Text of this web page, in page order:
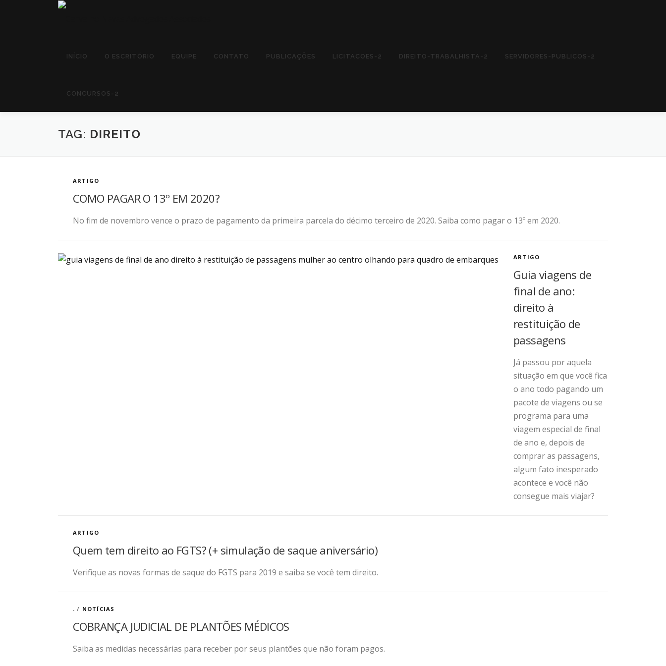
INÍCIO O ESCRITÓRIO EQUIPE CONTATO PUBLICAÇÕES LICITACOES-2 DIREITO-TRABALHISTA-2 SERVIDORES-PUBLICOS-2
CONCURSOS-2
TAG: DIREITO
ARTIGO
COMO PAGAR O 13º EM 2020?
No fim de novembro vence o prazo de pagamento da primeira parcela do décimo terceiro de 2020. Saiba como pagar o 13º em 2020.
ARTIGO
Guia viagens de
final de ano:
direito à
restituição de
passagens
Já passou por aquela
situação em que você fica
o ano todo pagando um
pacote de viagens ou se
programa para uma
viagem especial de final
de ano e, depois de
comprar as passagens,
algum fato inesperado
acontece e você não
consegue mais viajar?
ARTIGO
Quem tem direito ao FGTS? (+ simulação de saque aniversário)
Verifique as novas formas de saque do FGTS para 2019 e saiba se você tem direito.
. / NOTÍCIAS
COBRANÇA JUDICIAL DE PLANTÕES MÉDICOS
Saiba as medidas necessárias para receber por seus plantões que não foram pagos.